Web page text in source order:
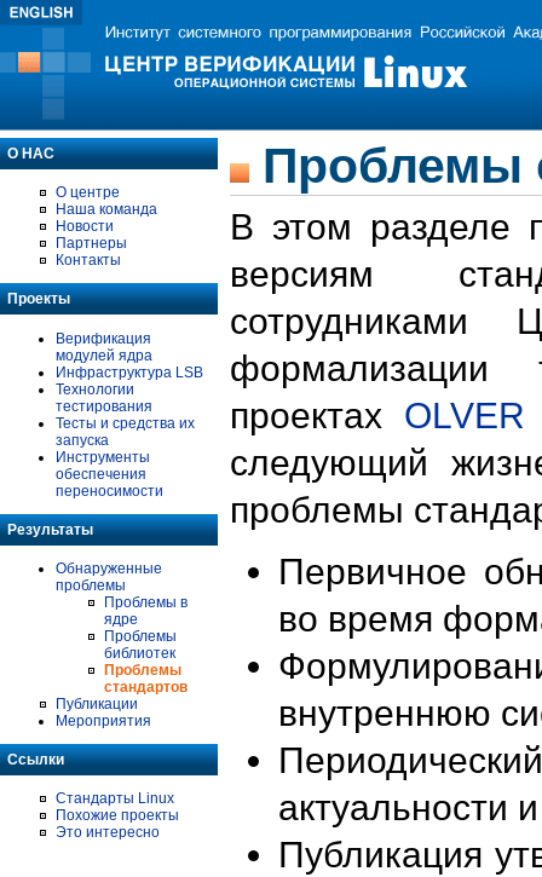
О НАС
О центре
Наша команда
Новости
Партнеры
Контакты
Проекты
Верификация
модулей ядра
Инфраструктура LSB
Технологии
тестирования
Тесты и средства их
запуска
Инструменты
обеспечения
переносимости
Результаты
Обнаруженные
проблемы
Проблемы в
ядре
Проблемы
библиотек
Проблемы
стандартов
Публикации
Мероприятия
Ссылки
Стандарты Linux
Похожие проекты
Это интересно
Проблемы
В этом разделе
версиям
формализации
проектах OLVER
следующий
проблемы
Первичное
во время
внутреннюю
актуальности
Публикация